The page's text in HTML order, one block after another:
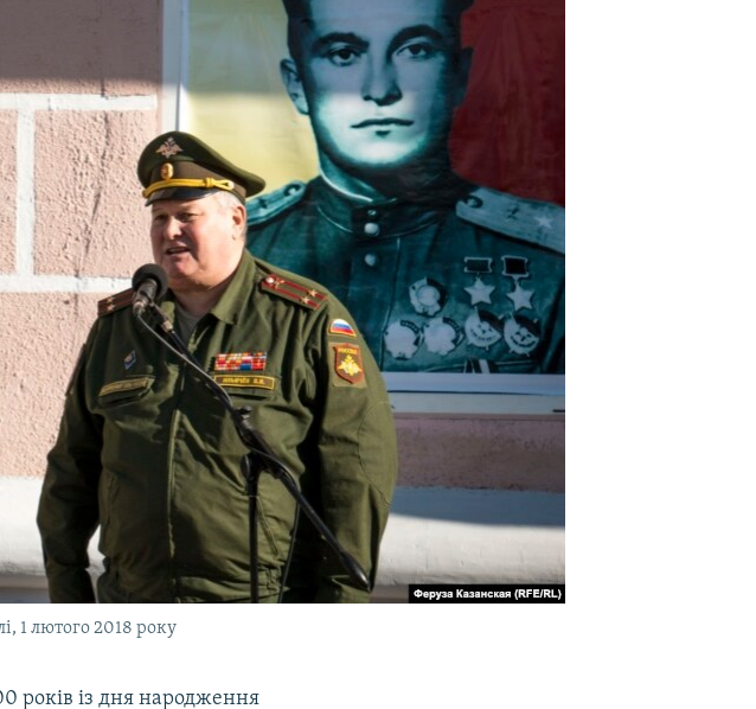
1 лютого 2018 року
років із дня народження